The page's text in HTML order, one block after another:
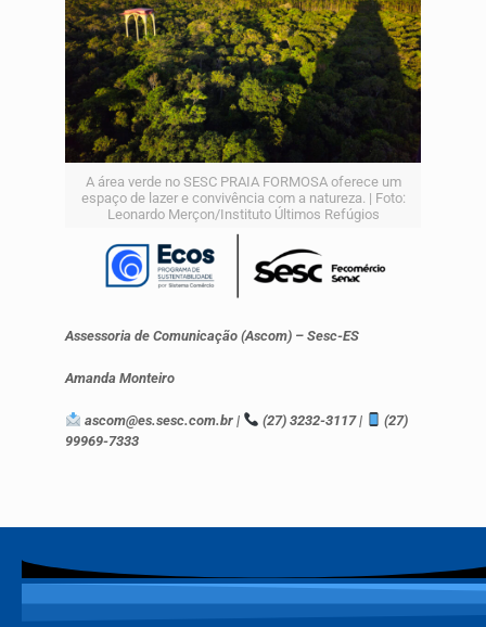
A área verde no SESC PRAIA FORMOSA oferece um
espaço de lazer e convivência com a natureza. | Foto:
Leonardo Merçon/Instituto Últimos Refúgios
Assessoria de Comunicação (Ascom) – Sesc-ES
Amanda Monteiro
ascom@es.sesc.com.br | (27) 3232-3117 |
(27)
99969-7333